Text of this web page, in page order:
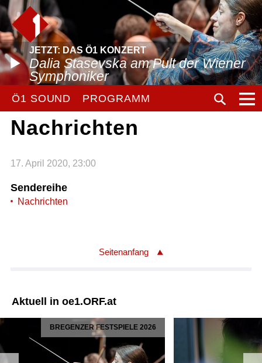
JETZT: DAS Ö1 KONZERT
Dalia Stasevska am Pult der Wiener
Symphoniker
Ö1 SOUND PROGRAMM
Nachrichten
17. April 2020, 23:00
Sendereihe
Nachrichten
Seitenanfang
Aktuell in oe1.ORF.at
BREGENZER FESTSPIELE 2026